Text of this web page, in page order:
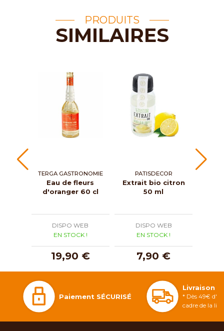
PRODUITS
SIMILAIRES
TERGA GASTRONOMIE
Eau de fleurs
d'oranger 60 cl
DISPO WEB
EN STOCK !
19,90 €
PATISDECOR
Extrait bio citron
50 ml
DISPO WEB
EN STOCK !
7,90 €
Paiement SÉCURISÉ
Livraison
* Dès 49€
cadre de la